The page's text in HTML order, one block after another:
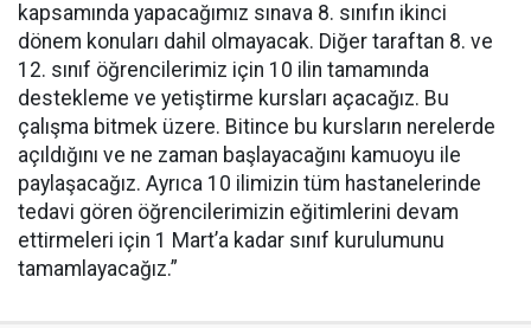
kapsamında yapacağımız sınava 8. sınıfın ikinci
dönem konuları dahil olmayacak. Diğer taraftan 8. ve
12. sınıf öğrencilerimiz için 10 ilin tamamında
destekleme ve yetiştirme kursları açacağız. Bu
çalışma bitmek üzere. Bitince bu kursların nerelerde
açıldığını ve ne zaman başlayacağını kamuoyu ile
paylaşacağız. Ayrıca 10 ilimizin tüm hastanelerinde
tedavi gören öğrencilerimizin eğitimlerini devam
ettirmeleri için 1 Mart’a kadar sınıf kurulumunu
tamamlayacağız.”